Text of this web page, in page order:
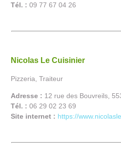
Tél. : 09 77 67 04 26
Nicolas Le Cuisinier
Pizzeria, Traiteur
Adresse : 12 rue des Bouvreils,
Tél. : 06 29 02 23 69
Site internet : https://